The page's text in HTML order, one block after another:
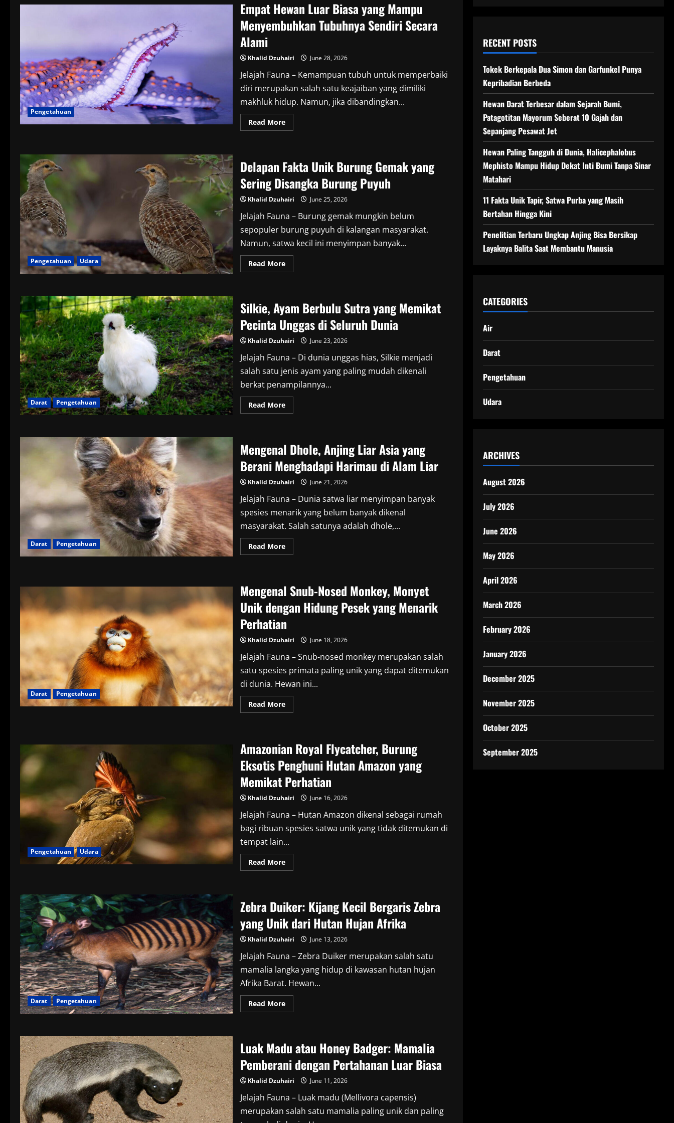
Pengetahuan
Empat Hewan Luar Biasa yang Mampu
Menyembuhkan Tubuhnya Sendiri Secara
Alami
Khalid Dzuhairi June 28, 2026
Jelajah Fauna – Kemampuan tubuh untuk memperbaiki
diri merupakan salah satu keajaiban yang dimiliki
makhluk hidup. Namun, jika dibandingkan...
Read MoreRead
more
Biasa
yang
Mampu
Menyembuhkan
Tubuhnya
Sendiri
Alami
Pengetahuan Udara
Delapan Fakta Unik Burung Gemak yang
Sering Disangka Burung Puyuh
Khalid Dzuhairi June 25, 2026
Jelajah Fauna – Burung gemak mungkin belum
sepopuler burung puyuh di kalangan masyarakat.
Namun, satwa kecil ini menyimpan banyak...
Read MoreRead
more
Burung
Gemak
yang
Sering
Disangka
Burung
Darat Pengetahuan
Silkie, Ayam Berbulu Sutra yang Memikat
Pecinta Unggas di Seluruh Dunia
Khalid Dzuhairi June 23, 2026
Jelajah Fauna – Di dunia unggas hias, Silkie menjadi
salah satu jenis ayam yang paling mudah dikenali
berkat penampilannya...
Read MoreRead
more
Sutra
yang
Memikat
Pecinta
Unggas
di
Seluruh
Dunia
Darat Pengetahuan
Mengenal Dhole, Anjing Liar Asia yang
Berani Menghadapi Harimau di Alam Liar
Khalid Dzuhairi June 21, 2026
Jelajah Fauna – Dunia satwa liar menyimpan banyak
spesies menarik yang belum banyak dikenal
masyarakat. Salah satunya adalah dhole,...
Read MoreRead
more
Liar
Asia
Berani
Menghadapi
Harimau
di
Alam
Liar
Darat Pengetahuan
Mengenal Snub-Nosed Monkey, Monyet
Unik dengan Hidung Pesek yang Menarik
Perhatian
Khalid Dzuhairi June 18, 2026
Jelajah Fauna – Snub-nosed monkey merupakan salah
satu spesies primata paling unik yang dapat ditemukan
di dunia. Hewan ini...
Read MoreRead
more
Monkey,
Monyet
dengan
Hidung
Pesek
yang
Menarik
Perhatian
Pengetahuan Udara
Amazonian Royal Flycatcher, Burung
Eksotis Penghuni Hutan Amazon yang
Memikat Perhatian
Khalid Dzuhairi June 16, 2026
Jelajah Fauna – Hutan Amazon dikenal sebagai rumah
bagi ribuan spesies satwa unik yang tidak ditemukan di
tempat lain...
Read MoreRead
more
Burung
Eksotis
Penghuni
Hutan
Amazon
yang
Memikat
Perhatian
Darat Pengetahuan
Zebra Duiker: Kijang Kecil Bergaris Zebra
yang Unik dari Hutan Hujan Afrika
Khalid Dzuhairi June 13, 2026
Jelajah Fauna – Zebra Duiker merupakan salah satu
mamalia langka yang hidup di kawasan hutan hujan
Afrika Barat. Hewan...
Read MoreRead
more
Kecil
Bergaris
Zebra
yang
Unik
dari
Hujan
Afrika
Luak Madu atau Honey Badger: Mamalia
Pemberani dengan Pertahanan Luar Biasa
Khalid Dzuhairi June 11, 2026
Jelajah Fauna – Luak madu (Mellivora capensis)
merupakan salah satu mamalia paling unik dan paling
RECENT POSTS
Tokek Berkepala Dua Simon dan Garfunkel Punya
Kepribadian Berbeda
Hewan Darat Terbesar dalam Sejarah Bumi,
Patagotitan Mayorum Seberat 10 Gajah dan
Sepanjang Pesawat Jet
Hewan Paling Tangguh di Dunia, Halicephalobus
Mephisto Mampu Hidup Dekat Inti Bumi Tanpa Sinar
Matahari
11 Fakta Unik Tapir, Satwa Purba yang Masih
Bertahan Hingga Kini
Penelitian Terbaru Ungkap Anjing Bisa Bersikap
Layaknya Balita Saat Membantu Manusia
CATEGORIES
Air
Darat
Pengetahuan
Udara
ARCHIVES
August 2026
July 2026
June 2026
May 2026
April 2026
March 2026
February 2026
January 2026
December 2025
November 2025
October 2025
September 2025